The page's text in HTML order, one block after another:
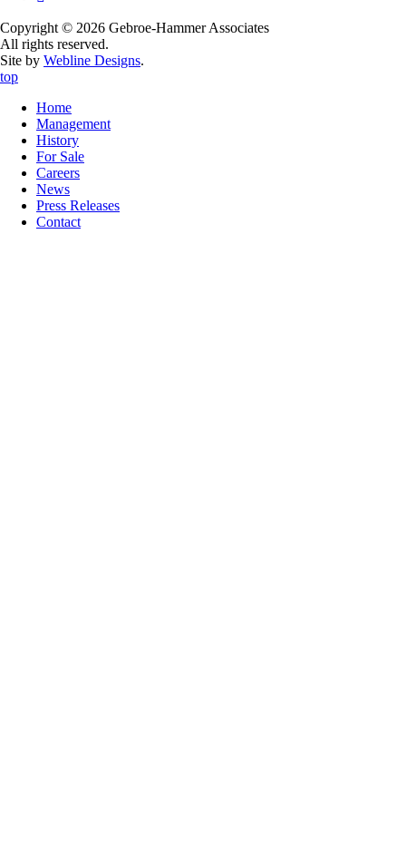
Copyright © 2026 Gebroe-Hammer Associates
All rights reserved.
Site by Webline Designs.
top
Home
Management
History
For Sale
Careers
News
Press Releases
Contact